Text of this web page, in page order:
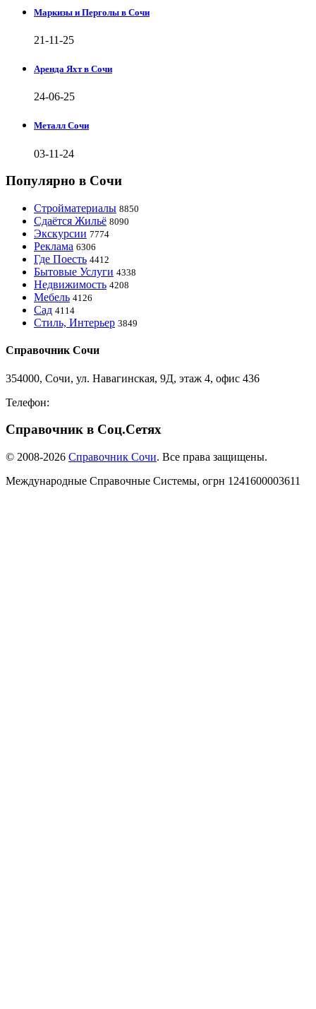
Маркизы и Перголы в Сочи
21-11-25
Аренда Яхт в Сочи
24-06-25
Металл Сочи
03-11-24
Популярно в Сочи
Стройматериалы 8850
Сдаётся Жильё 8090
Экскурсии 7774
Реклама 6306
Где Поесть 4412
Бытовые Услуги 4338
Недвижимость 4208
Мебель 4126
Сад 4114
Стиль, Интерьер 3849
Справочник Сочи
354000, Сочи, ул. Навагинская, 9Д, этаж 4, офис 436
Телефон:
Справочник в Соц.Сетях
© 2008-2026 Справочник Сочи. Все права защищены.
Международные Справочные Системы, огрн 1241600003611